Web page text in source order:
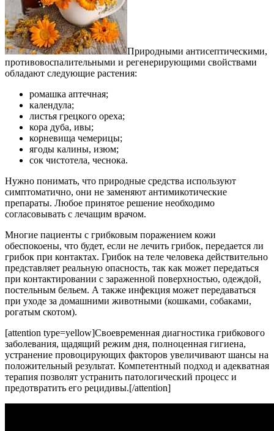
Природными антисептическими,
противовоспалительными и регенерирующими свойствами
обладают следующие растения:
ромашка аптечная;
календула;
листья грецкого ореха;
кора дуба, ивы;
корневища чемерицы;
ягоды калины, изюм;
сок чистотела, чеснока.
Нужно понимать, что природные средства используют
симптоматично, они не заменяют антимикотические
препараты. Любое принятое решение необходимо
согласовывать с лечащим врачом.
Многие пациенты с грибковым поражением кожи
обеспокоены, что будет, если не лечить грибок, передается ли
грибок при контактах. Грибок на теле человека действительно
представляет реальную опасность, так как может передаться
при контактировании с зараженной поверхностью, одеждой,
постельным бельем. А также инфекция может передаваться
при уходе за домашними животными (кошками, собаками,
рогатым скотом).
[attention type=yellow]Своевременная диагностика грибкового
заболевания, щадящий режим дня, полноценная гигиена,
устранение провоцирующих факторов увеличивают шансы на
положительный результат. Компетентный подход и адекватная
терапия позволят устранить патологический процесс и
предотвратить его рецидивы.[/attention]